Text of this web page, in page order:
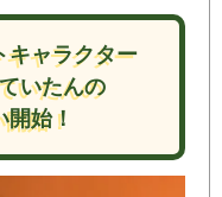
キャラクター
いたんの
始！